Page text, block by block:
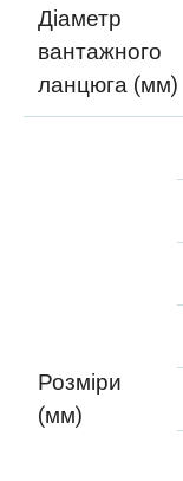
Діаметр
вантажного
ланцюга (мм)
Розміри
(мм)